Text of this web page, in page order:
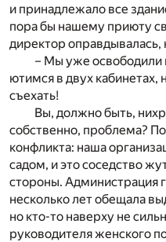
и принадлежало все
пора бы нашему приюту
директор оправдывалась,
– Мы уже
ютимся в двух кабинетах,
съехать!
Вы, должно быть,
собственно, проблема?
конфликта: наша
садом, и это соседство
стороны. Администрация
несколько лет обещала
но кто-то наверху не
руководителя женского